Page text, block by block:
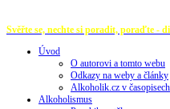
Svěřte se, nechte si poradit, poraďte -
Úvod
O autorovi a tomto webu
Odkazy na weby a články
Alkoholik.cz v časopisech
Alkoholismus